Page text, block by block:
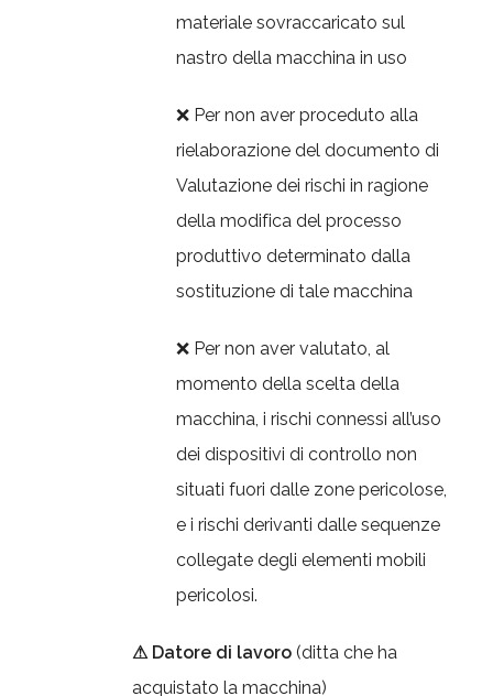
materiale sovraccaricato sul
nastro della macchina in uso
❌ Per non aver proceduto alla
rielaborazione del documento di
Valutazione dei rischi in ragione
della modifica del processo
produttivo determinato dalla
sostituzione di tale macchina
❌ Per non aver valutato, al
momento della scelta della
macchina, i rischi connessi all’uso
dei dispositivi di controllo non
situati fuori dalle zone pericolose,
e i rischi derivanti dalle sequenze
collegate degli elementi mobili
pericolosi.
⚠ Datore di lavoro (ditta che ha
acquistato la macchina)